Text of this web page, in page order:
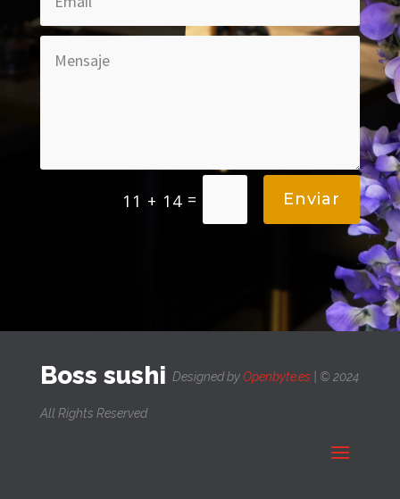
11 + 14 = Enviar
Boss sushi Designed byOpenbyte.es | © 2024
All Rights Reserved